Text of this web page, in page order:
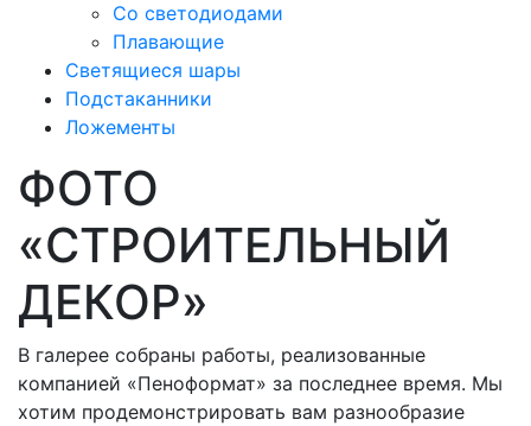
Со светодиодами
Плавающие
Светящиеся шары
Подстаканники
Ложементы
ФОТО
«СТРОИТЕЛЬНЫЙ
ДЕКОР»
В галерее собраны работы, реализованные
компанией «Пеноформат» за последнее время. Мы
хотим продемонстрировать вам разнообразие